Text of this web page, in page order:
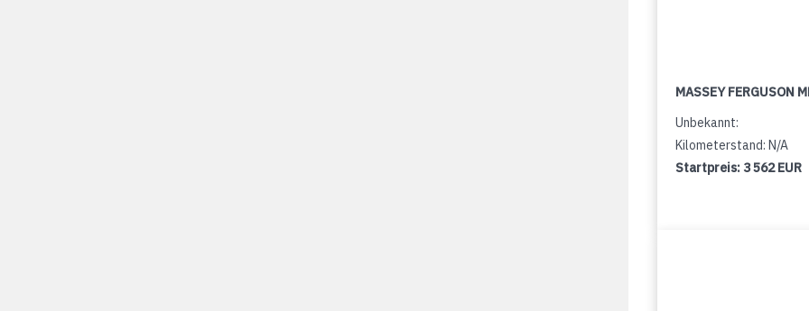
MASSEY FERGUSON
Unbekannt:
Kilometerstand: N/A
Startpreis: 3 562 EUR